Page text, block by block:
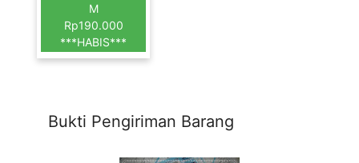
M
Rp190.000
***HABIS***
Bukti Pengiriman Barang